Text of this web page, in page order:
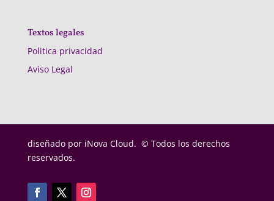
Textos legales
Politica privacidad
Aviso Legal
diseñado por iNova Cloud. © Todos los derechos
reservados.